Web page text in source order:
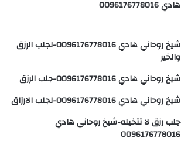
هادي 0096176778016
شيخ روحاني هادي 0096176778016-لجلب الرزق
والخير
شيخ روحاني هادي 0096176778016-جلب الرزق
شيخ روحاني هادي 0096176778016-لجلب الارزاق
جلب رزق لا تتخيله-شيخ روحاني هادي
0096176778016